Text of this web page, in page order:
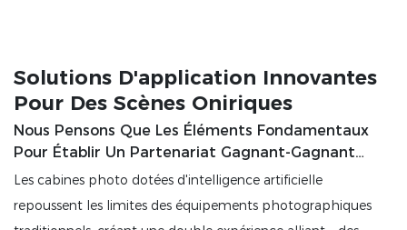
Solutions D'application Innovantes
Pour Des Scènes Oniriques
Nous Pensons Que Les Éléments Fondamentaux
Pour Établir Un Partenariat Gagnant-Gagnant
Sont Les Compétences En Matière De Conception
Et Le Service À La Clientèle.
Les cabines photo dotées d'intelligence artificielle
repoussent les limites des équipements photographiques